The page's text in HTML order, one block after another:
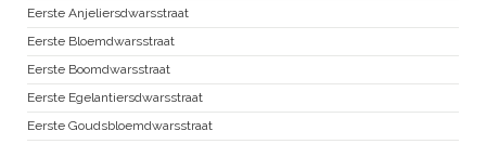
Eerste Anjeliersdwarsstraat
Eerste Bloemdwarsstraat
Eerste Boomdwarsstraat
Eerste Egelantiersdwarsstraat
Eerste Goudsbloemdwarsstraat